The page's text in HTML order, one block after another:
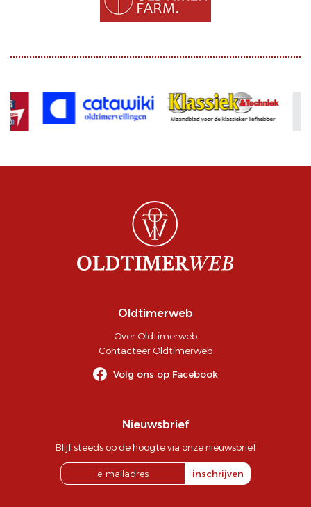
Oldtimerweb
Over Oldtimerweb
Contacteer Oldtimerweb
Volg ons op Facebook
Nieuwsbrief
Blijf steeds op de hoogte via onze nieuwsbrief
inschrijven